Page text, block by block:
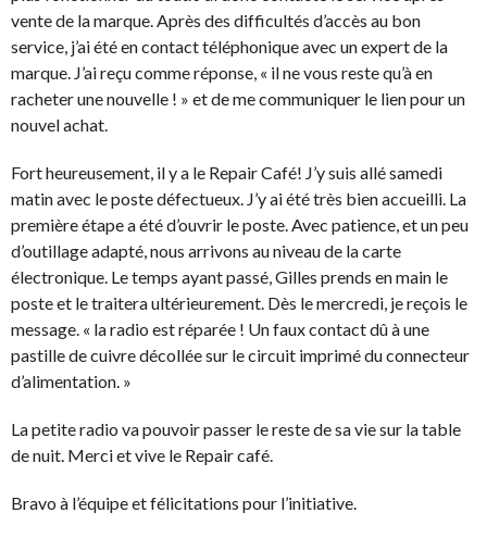
vente de la marque. Après des difficultés d’accès au bon
service, j’ai été en contact téléphonique avec un expert de la
marque. J’ai reçu comme réponse, « il ne vous reste qu’à en
racheter une nouvelle ! » et de me communiquer le lien pour un
nouvel achat.
Fort heureusement, il y a le Repair Café! J’y suis allé samedi
matin avec le poste défectueux. J’y ai été très bien accueilli. La
première étape a été d’ouvrir le poste. Avec patience, et un peu
d’outillage adapté, nous arrivons au niveau de la carte
électronique. Le temps ayant passé, Gilles prends en main le
poste et le traitera ultérieurement. Dès le mercredi, je reçois le
message. « la radio est réparée ! Un faux contact dû à une
pastille de cuivre décollée sur le circuit imprimé du connecteur
d’alimentation. »
La petite radio va pouvoir passer le reste de sa vie sur la table
de nuit. Merci et vive le Repair café.
Bravo à l’équipe et félicitations pour l’initiative.